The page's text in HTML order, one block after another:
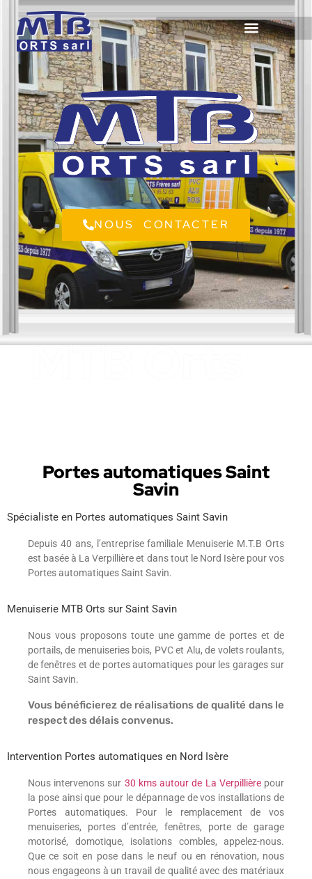
NOUS CONTACTER
Portes automatiques Saint
Savin
Spécialiste en Portes automatiques Saint Savin
Depuis 40 ans, l’entreprise familiale Menuiserie M.T.B Orts
est basée à La Verpillière et dans tout le Nord Isère pour vos
Portes automatiques Saint Savin.
Menuiserie MTB Orts sur Saint Savin
Nous vous proposons toute une gamme de portes et de
portails, de menuiseries bois, PVC et Alu, de volets roulants,
de fenêtres et de portes automatiques pour les garages sur
Saint Savin.
Vous bénéficierez de réalisations de qualité dans le
respect des délais convenus.
Intervention Portes automatiques en Nord Isère
Nous intervenons sur 30 kms autour de La Verpillièrepour
la pose ainsi que pour le dépannage de vos installations de
Portes automatiques. Pour le remplacement de vos
menuiseries, portes d’entrée, fenêtres, porte de garage
motorisé, domotique, isolations combles, appelez-nous.
Que ce soit en pose dans le neuf ou en rénovation, nous
nous engageons à un travail de qualité avec des matériaux